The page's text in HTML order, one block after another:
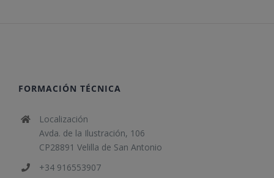
FORMACIÓN TÉCNICA
Localización
Avda. de la Ilustración, 106
CP28891 Velilla de San Antonio
+34 916553907